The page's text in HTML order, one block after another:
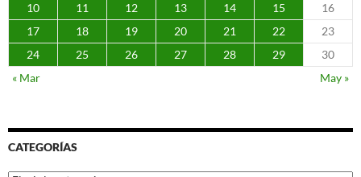
10
11 12 13 14 15
16
17
18 19 20 21 22
23
24
25 26 27 28 29
30
« Mar
May »
CATEGORÍAS